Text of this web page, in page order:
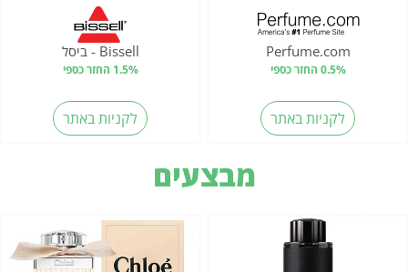
Perfume.com
0.5% החזר כספי
לקניות באתר
Bissell - ביסל
1.5% החזר כספי
לקניות באתר
מבצעים